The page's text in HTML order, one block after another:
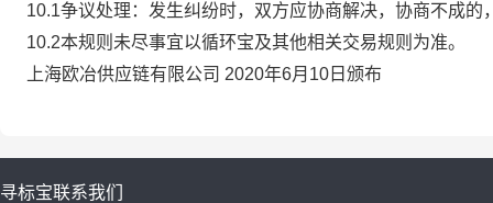
10.1争议处理：发生纠纷时，双方应协商解决，协商不成
10.2本规则未尽事宜以循环宝及其他相关交易规则为准。
上海欧冶供应链有限公司 2020年6月10日颁布
寻标宝联系我们